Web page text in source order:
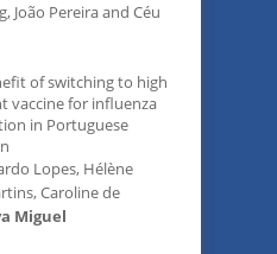
João Pereira and Céu
of switching to high
vaccine for influenza
in Portuguese
Lopes, Hélène
Caroline de
Miguel